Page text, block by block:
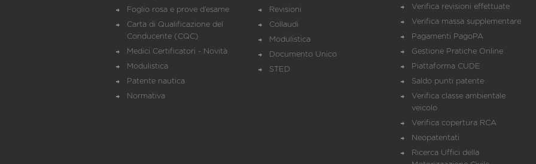
Foglio rosa e prove d’esame
Carta di Qualificazione del
Conducente (CQC)
Medici Certificatori - Novità
Modulistica
Patente nautica
Normativa
Revisioni
Collaudi
Modulistica
Documento Unico
STED
Verifica revisioni effettuate
Verifica massa supplementare
Pagamenti PagoPA
Gestione Pratiche Online
Piattaforma CUDE
Saldo punti patente
Verifica classe ambientale
veicolo
Verifica copertura RCA
Neopatentati
Ricerca Uffici della